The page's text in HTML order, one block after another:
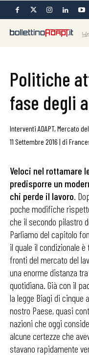
Politiche
fase degli
Interventi ADAPT, Mercato
11 Settembre 2016 | di
Veloci nel rottamare
predisporre un
chi perde il lavoro.
poche modifiche
che il secondo pilastro
Parliamo del capitolo
il quale il condizionale è
fronti del mercato del
una enorme distanza
quotidiana. Già con il
la legge Biagi di cinque
nostro Paese, quasi
nazioni che oggi
alcune certezze che
stavano rapidamente